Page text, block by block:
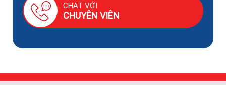
CHAT VỚI
CHUYÊN VIÊN